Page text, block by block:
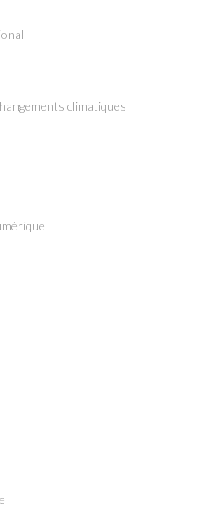
climatiques